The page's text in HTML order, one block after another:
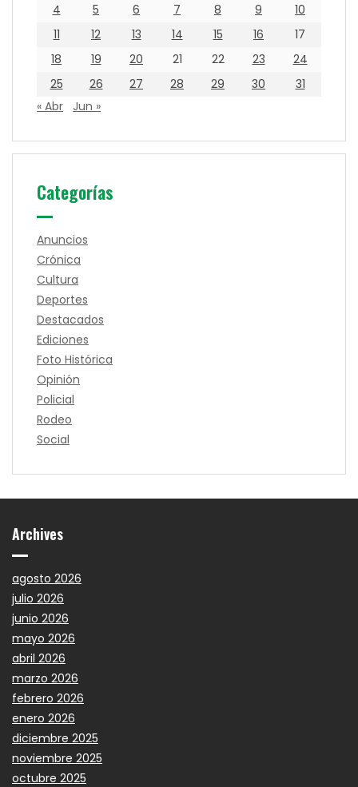
4
5 6 7 8 9
10
11
12 13 14 15 16
17
18
19 20 21 22 23
24
25
26 27 28 29 30
31
« Abr
Jun »
Categorías
Anuncios
Crónica
Cultura
Deportes
Destacados
Ediciones
Foto Histórica
Opinión
Policial
Rodeo
Social
Archives
agosto 2026
julio 2026
junio 2026
mayo 2026
abril 2026
marzo 2026
febrero 2026
enero 2026
diciembre 2025
noviembre 2025
octubre 2025